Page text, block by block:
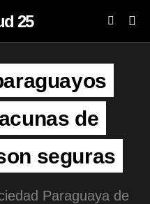
de
seguras
Paraguaya de